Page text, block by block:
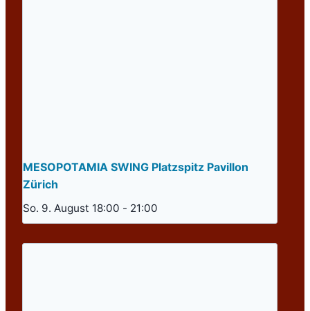
MESOPOTAMIA SWING Platzspitz Pavillon
Zürich
So. 9. August 18:00 - 21:00